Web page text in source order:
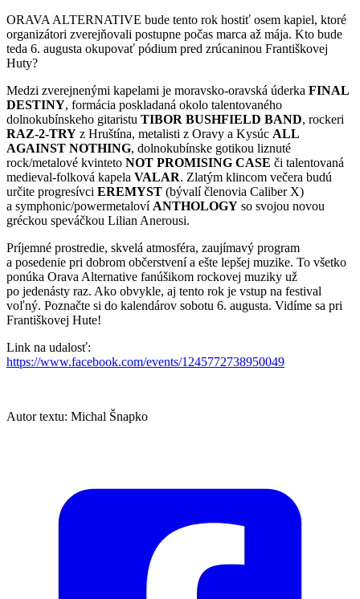
ORAVA ALTERNATIVE bude tento rok hostiť osem kapiel, ktoré
organizátori zverejňovali postupne počas marca až mája. Kto bude
teda 6. augusta okupovať pódium pred zrúcaninou Františkovej
Huty?
Medzi zverejnenými kapelami je moravsko-oravská úderka FINAL
DESTINY, formácia poskladaná okolo talentovaného
dolnokubínskeho gitaristu TIBOR BUSHFIELD BAND, rockeri
RAZ-2-TRY z Hruštína, metalisti z Oravy a Kysúc ALL
AGAINST NOTHING, dolnokubínske gotikou liznuté
rock/metalové kvinteto NOT PROMISING CASE či talentovaná
medieval-folková kapela VALAR. Zlatým klincom večera budú
určite progresívci EREMYST (bývalí členovia Caliber X)
a symphonic/powermetaloví ANTHOLOGY so svojou novou
gréckou speváčkou Lilian Anerousi.
Príjemné prostredie, skvelá atmosféra, zaujímavý program
a posedenie pri dobrom občerstvení a ešte lepšej muzike. To všetko
ponúka Orava Alternative fanúšikom rockovej muziky už
po jedenásty raz. Ako obvykle, aj tento rok je vstup na festival
voľný. Poznačte si do kalendárov sobotu 6. augusta. Vidíme sa pri
Františkovej Hute!
Link na udalosť:
https://www.facebook.com/events/1245772738950049
Autor textu: Michal Šnapko